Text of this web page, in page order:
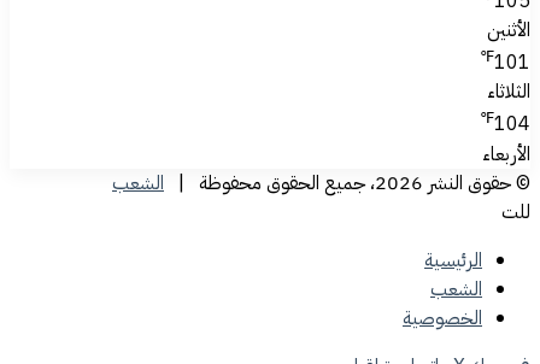
الأثنين
101
℉
الثلاثاء
104
℉
الأربعاء
© حقوق النشر 2026، جميع الحقوق محفوظة |
الشعب
للت
الرئيسية
الشعب
الخصوصية